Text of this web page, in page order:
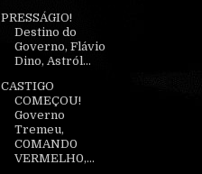
PRESSÁGIO!
Destino do
Governo, Flávio
Dino, Astról...
CASTIGO
COMEÇOU!
Governo
Tremeu,
C0MAND0
VERMELH0,...